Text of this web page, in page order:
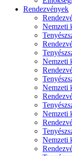
Rendezvények
Nemzeti
Nemzeti
Nemzeti
Nemzeti
Nemzeti